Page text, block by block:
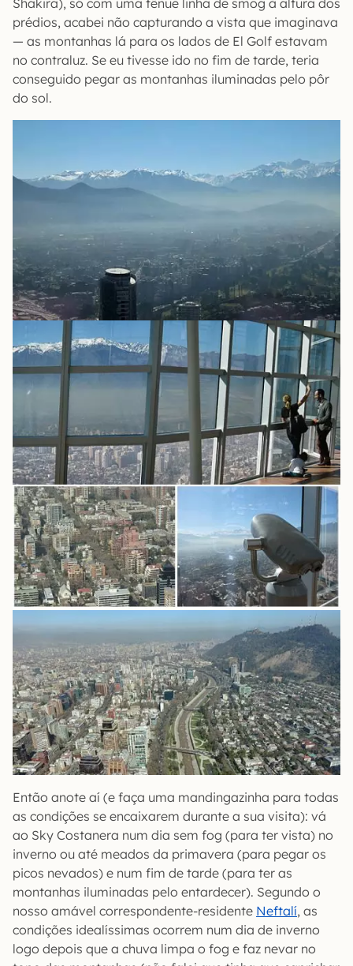
prédios, acabei não capturando a vista que imaginava
— as montanhas lá para os lados de El Golf estavam
no contraluz. Se eu tivesse ido no fim de tarde, teria
conseguido pegar as montanhas iluminadas pelo pôr
do sol.
Então anote aí (e faça uma mandingazinha para todas
as condições se encaixarem durante a sua visita): vá
ao Sky Costanera num dia sem fog (para ter vista) no
inverno ou até meados da primavera (para pegar os
picos nevados) e num fim de tarde (para ter as
montanhas iluminadas pelo entardecer). Segundo o
nosso amável correspondente-residente Neftalí, as
condições idealíssimas ocorrem num dia de inverno
logo depois que a chuva limpa o fog e faz nevar no